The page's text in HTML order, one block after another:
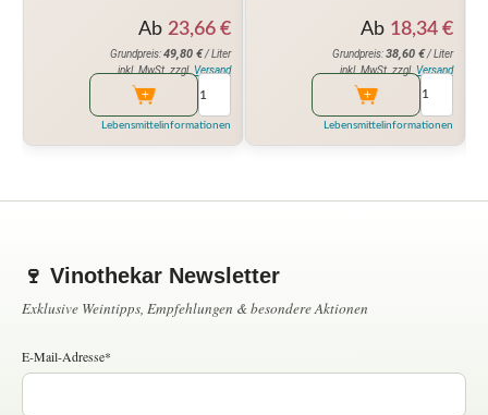
Ab 23,66 €
Grundpreis:49,80 €/ Liter
inkl. MwSt. zzgl. Versand
Lebensmittelinformationen
Ab 18,34 €
Grundpreis:38,60 €/ Liter
inkl. MwSt. zzgl. Versand
Lebensmittelinformationen
🍷 Vinothekar Newsletter
Exklusive Weintipps, Empfehlungen & besondere Aktionen
E-Mail-Adresse*